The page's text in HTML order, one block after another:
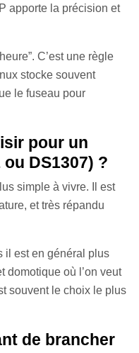
apporte la précision et
C’est une règle
stocke souvent
le fuseau pour
pour un
DS1307) ?
simple à vivre. Il est
et très répandu
il est en général plus
domotique où l’on veut
souvent le choix le plus
de brancher